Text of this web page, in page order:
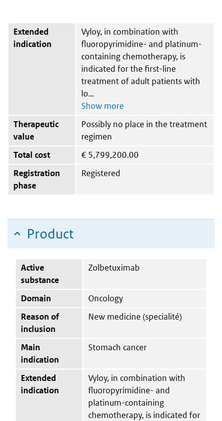
Extended
indication
Vyloy, in combination with
fluoropyrimidine- and platinum-
containing chemotherapy, is
indicated for the first-line
treatment of adult patients with
lo
Therapeutic
value
Possibly no place in the treatment
regimen
Total cost
€ 5,799,200.00
Registration
phase
Registered
Product
Active
substance
Zolbetuximab
Domain
Oncology
Reason of
inclusion
New medicine (specialité)
Main
indication
Stomach cancer
Extended
indication
Vyloy, in combination with
fluoropyrimidine- and
platinum-containing
chemotherapy, is indicated for